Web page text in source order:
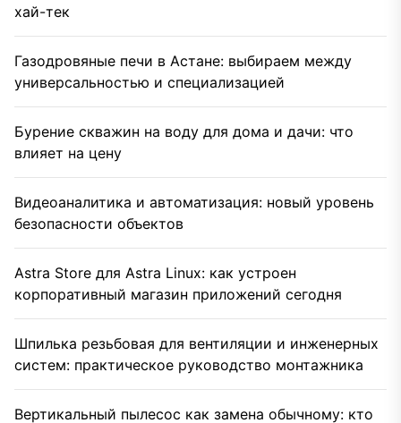
хай-тек
Газодровяные печи в Астане: выбираем между
универсальностью и специализацией
Бурение скважин на воду для дома и дачи: что
влияет на цену
Видеоаналитика и автоматизация: новый уровень
безопасности объектов
Astra Store для Astra Linux: как устроен
корпоративный магазин приложений сегодня
Шпилька резьбовая для вентиляции и инженерных
систем: практическое руководство монтажника
Вертикальный пылесос как замена обычному: кто